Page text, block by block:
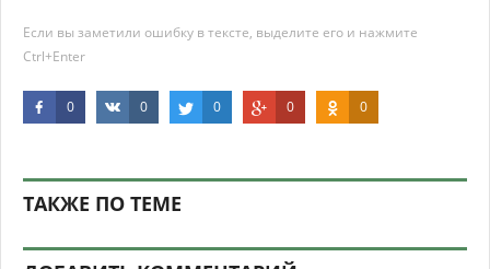
Если вы заметили ошибку в тексте, выделите его и нажмите
Ctrl+Enter
0 0 0 0 0
ТАКЖЕ ПО ТЕМЕ